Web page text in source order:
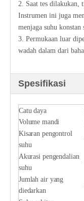
2. Saat tes dilakukan,
Instrumen ini juga
menjaga suhu konstan
3. Permukaan luar
wadah dalam dari
Spesifikasi
Catu daya
Volume mandi
Kisaran pengontrol
suhu
Akurasi pengendalian
suhu
Jumlah air yang
diedarkan